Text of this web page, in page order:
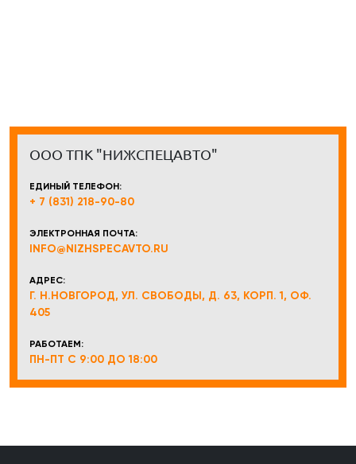
ООО ТПК "НИЖСПЕЦАВТО"
ЕДИНЫЙ ТЕЛЕФОН:
+ 7 (831) 218-90-80
ЭЛЕКТРОННАЯ ПОЧТА:
INFO@NIZHSPECAVTO.RU
АДРЕС:
Г. Н.НОВГОРОД, УЛ. СВОБОДЫ, Д. 63, КОРП. 1, ОФ.
405
РАБОТАЕМ:
ПН-ПТ С 9:00 ДО 18:00